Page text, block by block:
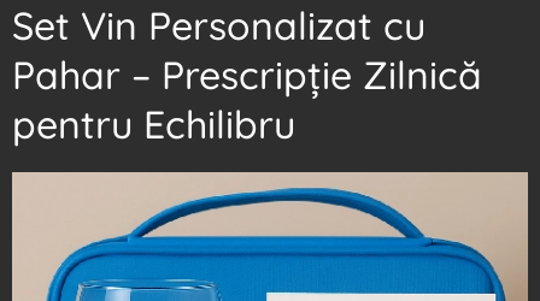
Set Vin Personalizat cu
Pahar – Prescripție Zilnică
pentru Echilibru